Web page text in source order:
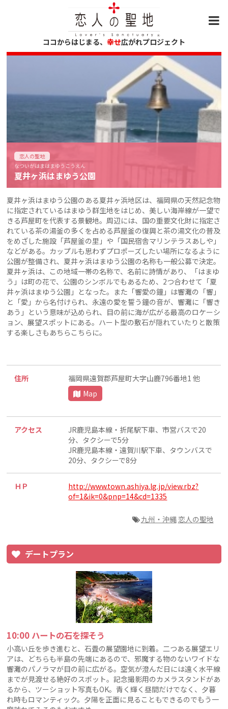
ココからはじまる、 幸せ広がれプロジェクト
恋人の聖地
なついがはまはまゆうこうえん
夏井ヶ浜はまゆう公園
夏井ヶ浜はまゆう公園のある夏井ヶ浜地区は、福岡県の天然記念物
に指定されているはまゆう群生地をはじめ、美しい海岸線が一望で
きる芦屋町を代表する景観地。周辺には、国の重要文化財に指定さ
れている茶の湯釜の多くを占める芦屋釜の復興と茶の湯文化の普及
をめざした施設「芦屋釜の里」や「国民宿舎マリンテラスあしや」
などがある。カップルも思わずプロポーズしたい場所になるように
公園が整備され、夏井ヶ浜はまゆう公園の名称も一般公募で決定。
夏井ヶ浜は、この地域一帯の名称で、名前に詩情があり、「はまゆ
う」は町の花で、公園のシンボルでもあるため、2つ合わせて「夏
井ヶ浜はまゆう公園」となった。また「響愛の鐘」は響灘の「響」
と「愛」から名付けられ、永遠の愛を誓う鐘の音が、響灘に「響き
あう」という意味が込められ、目の前に海が広がる最高のロケーシ
ョン、展望スポットにある。ハート型の敷石が隠れていたりと散策
する楽しさもあちらこちらに。
住所
福岡県遠賀郡芦屋町大字山鹿796番地1 他
Map
アクセス
JR鹿児島本線・折尾駅下車、市営バスで20
分、タクシーで5分
JR鹿児島本線・遠賀川駅下車、タウンバスで
20分、タクシーで8分
ＨＰ
http://www.town.ashiya.lg.jp/view.rbz?
of=1&ik=0&pnp=14&cd=1335
九州・沖縄 恋人の聖地
デートプラン
10:00 ハートの石を探そう
小高い丘を歩き進むと、石畳の展望園地に到着。二つある展望エリ
アは、どちらも半島の先端にあるので、邪魔する物のないワイドな
響灘のパノラマが目の前に広がる。空気が澄んだ日には遠く水平線
までが見渡せる絶好のスポット。記念撮影用のカメラスタンドがあ
るから、ツーショット写真もOK。青く輝く昼間だけでなく、夕暮
れ時もロマンティック。夕陽を正面に見ることもできるのでもう一